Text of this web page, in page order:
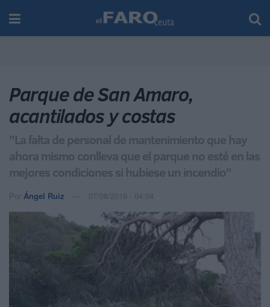
Parque de San Amaro,
acantilados y costas
"La falta de personal de mantenimiento que hay
ahora mismo conlleva que el parque no esté en las
mejores condiciones si hubiese un incendio"
Por Ángel Ruiz 07/08/2019 - 04:04